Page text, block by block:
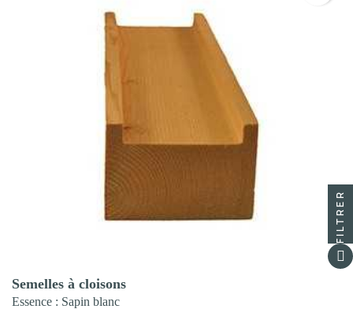

Semelles à cloisons
Essence : Sapin blanc
FILTRER